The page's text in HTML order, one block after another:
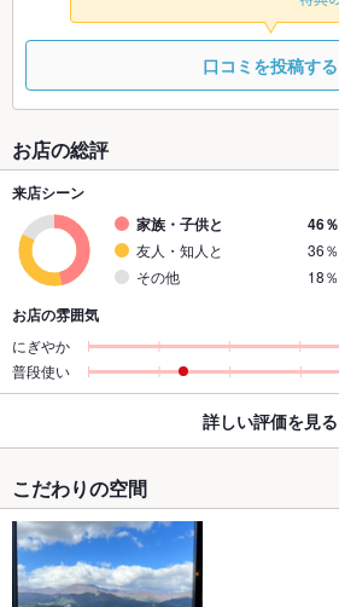
口コミを投稿する
お店の総評
来店シーン
家族・子供と
46％
友人・知人と
36％
その他
18％
お店の雰囲気
にぎやか
普段使い
詳しい評価を見る
こだわりの空間